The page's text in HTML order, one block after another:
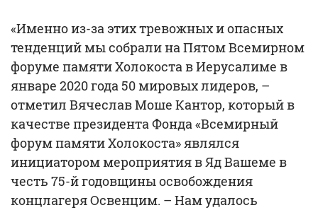
«Именно из-за этих тревожных и опасных
тенденций мы собрали на Пятом Всемирном
форуме памяти Холокоста в Иерусалиме в
январе 2020 года 50 мировых лидеров, –
отметил Вячеслав Моше Кантор, который в
качестве президента Фонда «Всемирный
форум памяти Холокоста» являлся
инициатором мероприятия в Яд Вашеме в
честь 75-й годовщины освобождения
концлагеря Освенцим. – Нам удалось